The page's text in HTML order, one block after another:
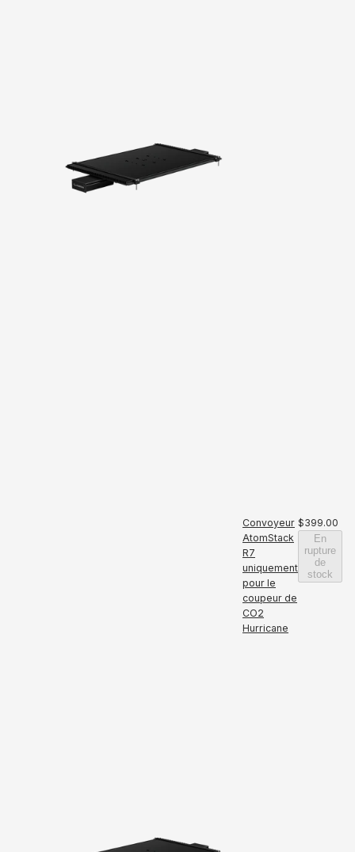
Convoyeur
AtomStack
R7
uniquement
pour le
coupeur de
CO2
Hurricane
$399.00
En
rupture
de
stock